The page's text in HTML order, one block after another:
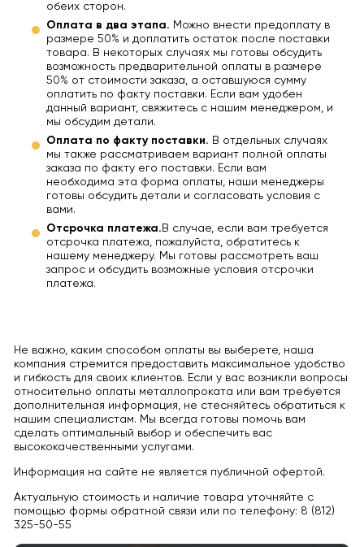
обеих сторон.
Оплата в два этапа. Можно внести предоплату в
размере 50% и доплатить остаток после поставки
товара. В некоторых случаях мы готовы обсудить
возможность предварительной оплаты в размере
50% от стоимости заказа, а оставшуюся сумму
оплатить по факту поставки. Если вам удобен
данный вариант, свяжитесь с нашим менеджером, и
мы обсудим детали.
Оплата по факту поставки. В отдельных случаях
мы также рассматриваем вариант полной оплаты
заказа по факту его поставки. Если вам
необходима эта форма оплаты, наши менеджеры
готовы обсудить детали и согласовать условия с
вами.
Отсрочка платежа. В случае, если вам требуется
отсрочка платежа, пожалуйста, обратитесь к
нашему менеджеру. Мы готовы рассмотреть ваш
запрос и обсудить возможные условия отсрочки
платежа.
Не важно, каким способом оплаты вы выберете, наша
компания стремится предоставить максимальное удобство
и гибкость для своих клиентов. Если у вас возникли вопросы
относительно оплаты металлопроката или вам требуется
дополнительная информация, не стесняйтесь обратиться к
нашим специалистам. Мы всегда готовы помочь вам
сделать оптимальный выбор и обеспечить вас
высококачественными услугами.
Информация на сайте не является публичной офертой.
Актуальную стоимость и наличие товара уточняйте с
помощью формы обратной связи или по телефону: 8 (812)
325-50-55